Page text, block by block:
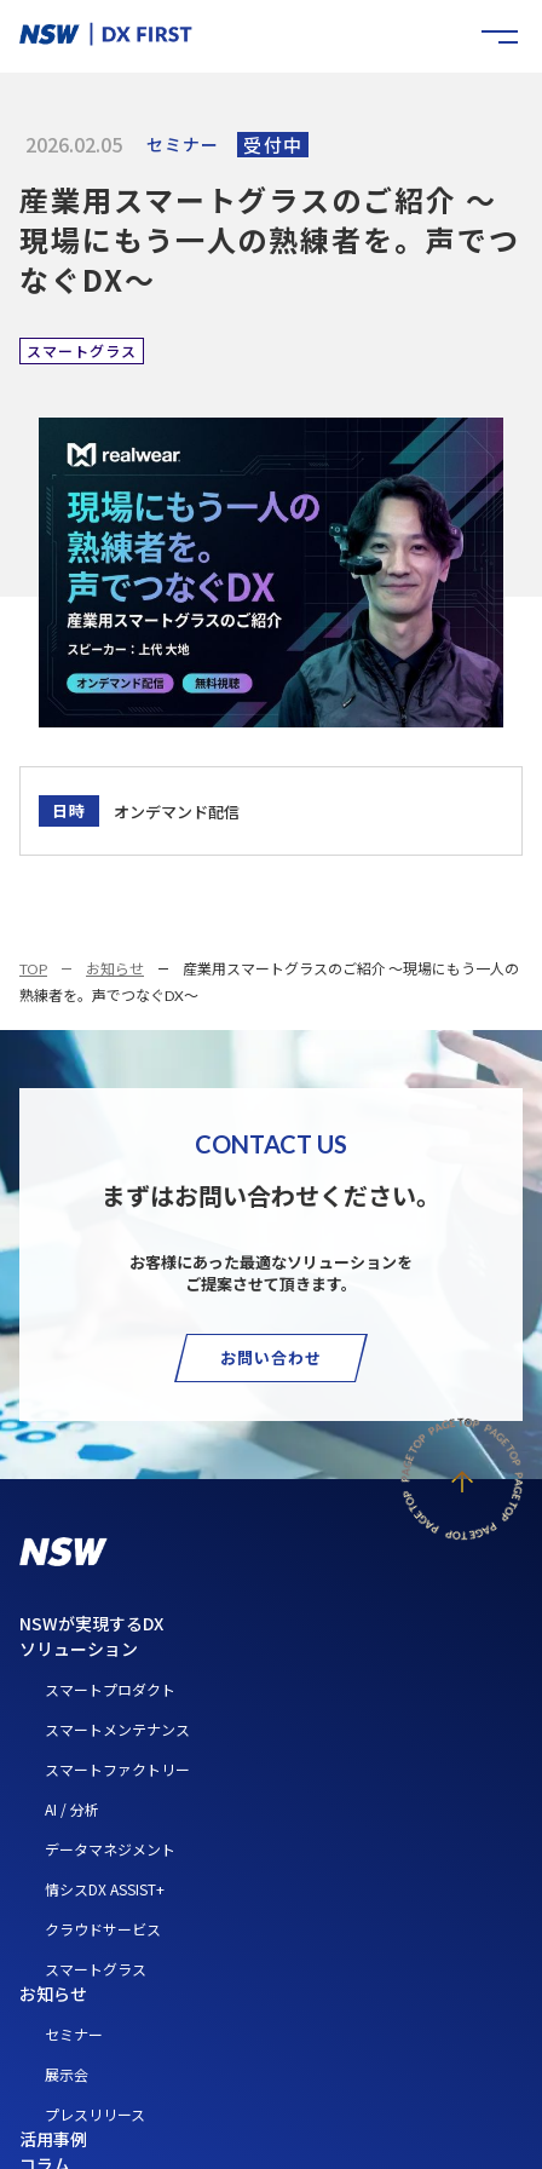
2026.02.05 セミナー 受付中
産業用スマートグラスのご紹介 ～
現場にもう一人の熟練者を。声でつ
なぐDX～
スマートグラス
日時 オンデマンド配信
TOP お知らせ
産業用スマートグラスのご紹介 ～現場にもう一人の
熟練者を。声でつなぐDX～
CONTACT US
まずはお問い合わせください。
お客様にあった最適なソリューションを
ご提案させて頂きます。
お問い合わせ
NSWが実現するDX
ソリューション
スマートプロダクト
スマートメンテナンス
スマートファクトリー
AI / 分析
データマネジメント
情シスDX ASSIST+
クラウドサービス
スマートグラス
お知らせ
セミナー
展示会
プレスリリース
活用事例